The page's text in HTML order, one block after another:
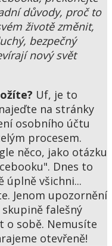
důvody, proč to
životě změnit,
bezpečný
nový svět
Uf, je to
na stránky
osobního účtu
procesem.
něco, jako otázku
Dnes to
úplně všichni...
Jenom upozornění
falešný
sobě. Nemusíte
otevřeně!